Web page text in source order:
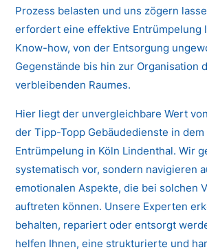
Prozess belasten und uns zögern
erfordert eine effektive Entrümpelung
Know-how, von der Entsorgung
Gegenstände bis hin zur Organisation
verbleibenden Raumes.
Hier liegt der unvergleichbare Wert
der Tipp-Topp Gebäudedienste in
Entrümpelung in Köln Lindenthal. Wir
systematisch vor, sondern navigieren
emotionalen Aspekte, die bei solchen
auftreten können. Unsere Experten
behalten, repariert oder entsorgt
helfen Ihnen, eine strukturierte und